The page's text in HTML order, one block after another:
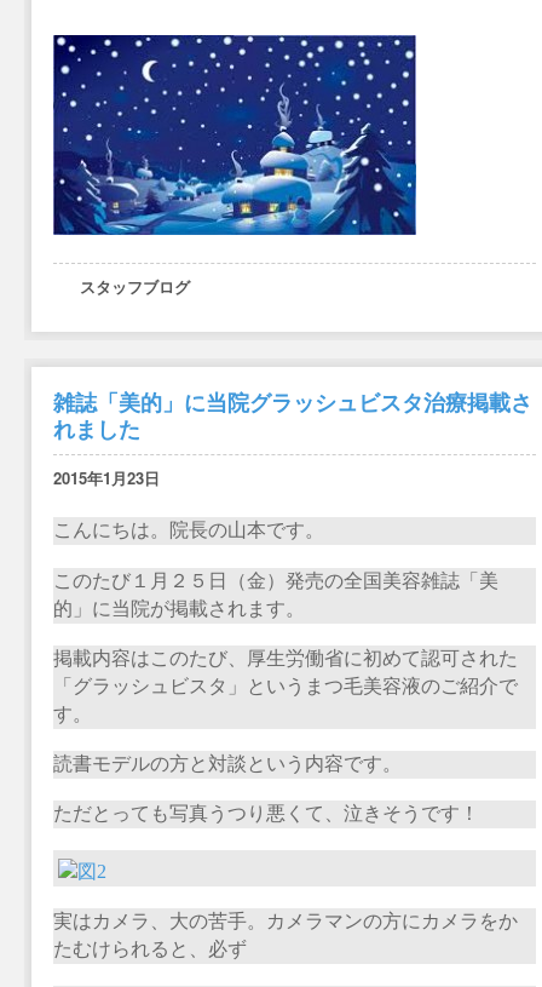
スタッフブログ
雑誌「美的」に当院グラッシュビスタ治療掲載さ
れました
2015年1月23日
こんにちは。院長の山本です。
このたび１月２５日（金）発売の全国美容雑誌「美
的」に当院が掲載されます。
掲載内容はこのたび、厚生労働省に初めて認可された
「グラッシュビスタ」というまつ毛美容液のご紹介で
す。
読書モデルの方と対談という内容です。
ただとっても写真うつり悪くて、泣きそうです！
実はカメラ、大の苦手。カメラマンの方にカメラをか
たむけられると、必ず